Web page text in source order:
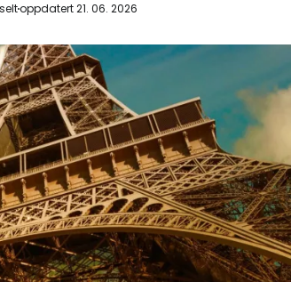
oppdatert 21. 06. 2026